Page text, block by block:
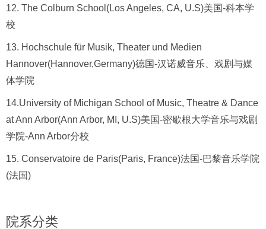
12. The Colburn School(Los Angeles, CA, U.S)美国-科本学
校
13. Hochschule für Musik, Theater und Medien
Hannover(Hannover,Germany)德国-汉诺威音乐、戏剧与媒
体学院
14.University of Michigan School of Music, Theatre & Dance
at Ann Arbor(Ann Arbor, MI, U.S)美国-密歇根大学音乐与戏剧
学院-Ann Arbor分校
15. Conservatoire de Paris(Paris, France)法国-巴黎音乐学院
(法国)
院系分类